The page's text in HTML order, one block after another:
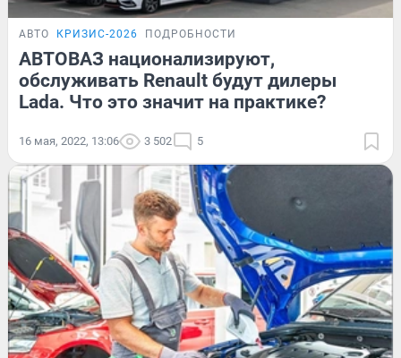
АВТО КРИЗИС-2026 ПОДРОБНОСТИ
АВТОВАЗ национализируют,
обслуживать Renault будут дилеры
Lada. Что это значит на практике?
16 мая, 2022, 13:06 3 502 5